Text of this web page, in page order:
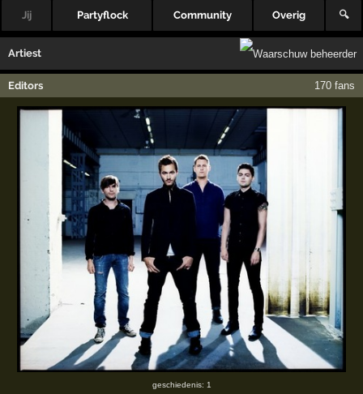
Jij Partyflock Community Overig 🔍
Artiest
Editors 170 fans
geschiedenis: 1